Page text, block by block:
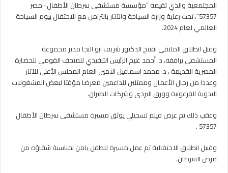
على
هامش
المجتمعية
مغلقة
المجتمعية والذي تقيمه “مؤسسة مستشفى سرطان الأطفال- مصر
57357″، تحت رعاية وزارة السياحة والآثار بالتزامن مع الاحتفال بيوم السياحة
العالمي لعام 2024.
وقبل انطلاق الملتقى افتتح الدكتور شريف ابو النجا مدير مجموعة
المستشفى يرافقه، د. أحمد غنيم الرئيس التنفيذي للمتحف القومي للحضارة
المصرية القديمة ، د. محمد اسماعيل الامين العام المجلس الأعلى للآثار
وعددا من رجال الأعمال وممثلين للداعمين معرضا مؤقتا لبعض المشغولات
اليدوية الفرعونية وورق البردي وشركات الطيران.
وعقب ذلك تم عرض فيلم تسجيلي يوثق مسيرة مستشفى سرطان الأطفال
57357 .
وقبيل انطلاق الاحتفالية تم عمل مسيرة للطفل يامن بمناسبة شفاؤه من
مرض السرطان.